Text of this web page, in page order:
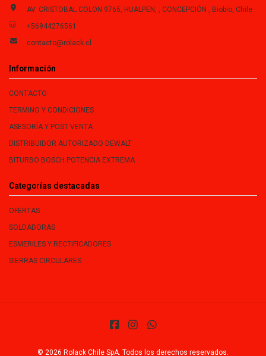
AV. CRISTOBAL COLON 9765, HUALPEN, , CONCEPCIÓN , Biobío, Chile
+56944276561
contacto@rolack.cl
Información
CONTACTO
TERMINO Y CONDICIONES
ASESORÍA Y POST VENTA
DISTRIBUIDOR AUTORIZADO DEWALT
BITURBO BOSCH POTENCIA EXTREMA
Categorías destacadas
OFERTAS
SOLDADORAS
ESMERILES Y RECTIFICADORES
SIERRAS CIRCULARES
© 2026 Rolack Chile SpA. Todos los derechos reservados.